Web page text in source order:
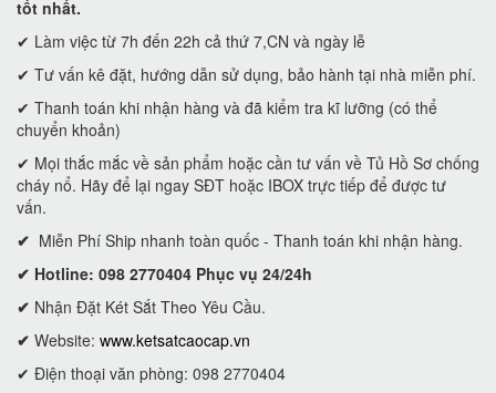
tốt nhất.
✔ Làm việc từ 7h đến 22h cả thứ 7,CN và ngày lễ
✔ Tư vấn kê đặt, hướng dẫn sử dụng, bảo hành tại nhà miễn phí.
✔ Thanh toán khi nhận hàng và đã kiểm tra kĩ lưỡng (có thể
chuyển khoản)
✔ Mọi thắc mắc về sản phẩm hoặc cần tư vấn về Tủ Hồ Sơ chống
cháy nổ. Hãy để lại ngay SĐT hoặc IBOX trực tiếp để được tư
vấn.
✔ Miễn Phí Ship nhanh toàn quốc - Thanh toán khi nhận hàng.
✔ Hotline: 098 2770404 Phục vụ 24/24h
✔ Nhận Đặt Két Sắt Theo Yêu Cầu.
✔ Website: www.ketsatcaocap.vn
✔ Điện thoại văn phòng: 098 2770404